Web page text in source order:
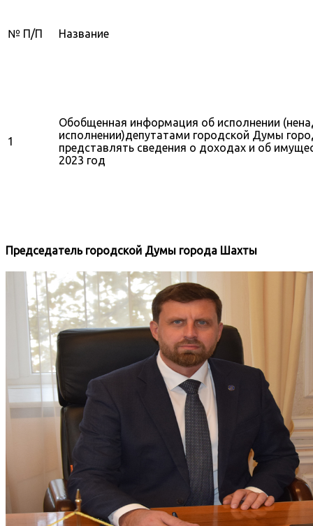
№ П/П Название
1
Обобщенная информация об исполнении
исполнении)депутатами городской Думы
представлять сведения о доходах и об
2023 год
Председатель городской Думы города Шахты